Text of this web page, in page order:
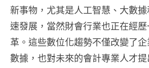
新事物，尤其是人工智慧、大數
速發展，當然財會行業也正在經
革。這些數位化趨勢不僅改變了
數據，也對未來的會計專業人才